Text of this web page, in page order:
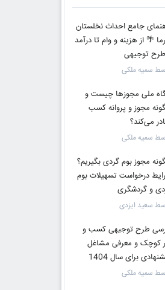
جامع احداث نخلستان
🌴 از هزینه و وام تا درآمد
توجیهی
سمیه ملکی
ملی مجوزها چیست و
مجوز و پروانه کسب
می‌کند؟
سمیه ملکی
مجوز بوم گردی بگیریم؟
درخواست تسهیلات بوم
و گردشگری
سعید ایزدی
طرح توجیهی کسب و
کوچک و معرفی مشاغل
برای سال 1404
سمیه ملکی